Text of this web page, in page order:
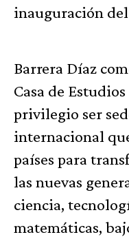
inauguración
Barrera Díaz
Casa de
privilegio ser
internacional
países para
las nuevas
ciencia,
matemáticas,